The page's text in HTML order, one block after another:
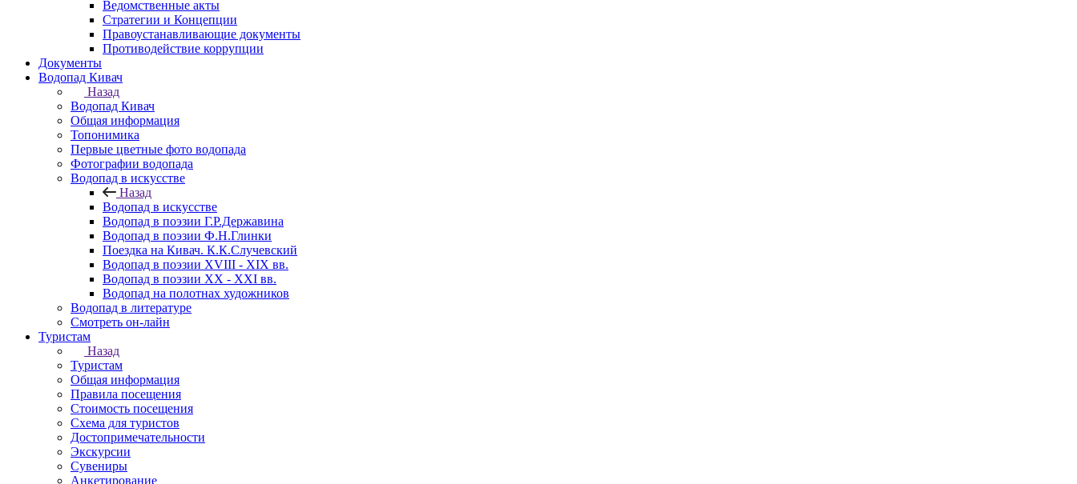
Ведомственные акты
Стратегии и Концепции
Правоустанавливающие документы
Противодействие коррупции
Документы
Водопад Кивач
Назад
Водопад Кивач
Общая информация
Топонимика
Первые цветные фото водопада
Фотографии водопада
Водопад в искусстве
Назад
Водопад в искусстве
Водопад в поэзии Г.Р.Державина
Водопад в поэзии Ф.Н.Глинки
Поездка на Кивач. К.К.Случевский
Водопад в поэзии XVIII - XIX вв.
Водопад в поэзии XX - XXI вв.
Водопад на полотнах художников
Водопад в литературе
Смотреть он-лайн
Туристам
Назад
Туристам
Общая информация
Правила посещения
Стоимость посещения
Схема для туристов
Достопримечательности
Экскурсии
Сувениры
Анкетирование